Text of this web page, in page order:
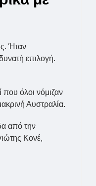
Ήταν
επιλογή.
που όλοι νόμιζαν
Αυστραλία.
από την
Κονέ,